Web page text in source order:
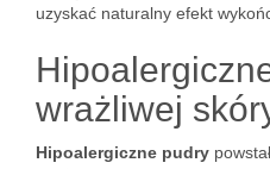
uzyskać naturalny efekt
wrażliwej
Hipoalergiczne pudry